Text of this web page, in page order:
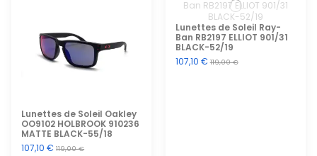
Lunettes de Soleil Oakley
OO9102 HOLBROOK 910236
MATTE BLACK-55/18
107,10 €119,00 €
Lunettes de Soleil Ray-
Ban RB2197 ELLIOT 901/31
BLACK-52/19
107,10 €119,00 €